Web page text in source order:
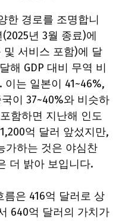
한 경로를 조명합니
년 3월 종료)에
및 서비스 포함)에 달
해 GDP 대비 무역 비
는 일본이 41~46%,
이 37~40%와 비슷하
함하면 지난해 인도
억 달러 앞섰지만,
가하는 것은 야심찬
더 밝아 보입니다.
은 416억 달러로 상
640억 달러의 가치가